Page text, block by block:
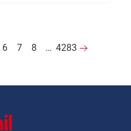
6 7 8 … 4283